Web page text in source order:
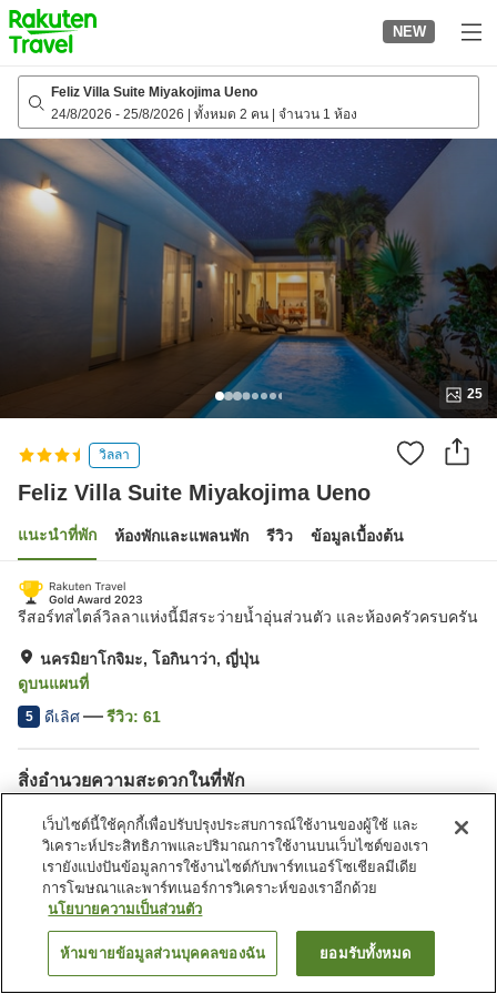
to
top
page
NEW
Feliz Villa Suite Miyakojima Ueno
24/8/2026 - 25/8/2026 ทั้งหมด 2 คน จำนวน 1 ห้อง
25
วิลลา
Feliz Villa Suite Miyakojima Ueno
แนะนำที่พัก ห้องพักและแพลนพัก รีวิว ข้อมูลเบื้องต้น
รีสอร์ทสไตล์วิลลาแห่งนี้มีสระว่ายน้ำอุ่นส่วนตัว และห้องครัวครบครัน
นครมิยาโกจิมะ, โอกินาว่า, ญี่ปุ่น
ดูบนแผนที่
5 ดีเลิศ รีวิว: 61
สิ่งอำนวยความสะดวกในที่พัก
ที่จอดรถ
หน้าแรก ญี่ปุ่น โอกินาว่า
นครมิยาโกจิมะ
Feliz Villa Suite Miyakojima Ueno
ค้นหาห้องพัก
เว็บไซต์นี้ใช้คุกกี้เพื่อปรับปรุงประสบการณ์ใช้งานของผู้ใช้ และ
วิเคราะห์ประสิทธิภาพและปริมาณการใช้งานบนเว็บไซต์ของเรา
เรายังแบ่งปันข้อมูลการใช้งานไซต์กับพาร์ทเนอร์โซเชียลมีเดีย
การโฆษณาและพาร์ทเนอร์การวิเคราะห์ของเราอีกด้วย
นโยบายความเป็นส่วนตัว
ห้ามขายข้อมูลส่วนบุคคลของฉัน ยอมรับทั้งหมด